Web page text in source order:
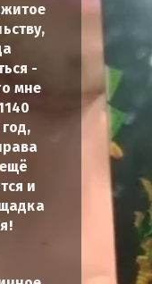
-
мне
и